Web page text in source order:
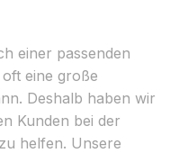
einer passenden
eine große
Deshalb haben wir
Kunden bei der
helfen. Unsere